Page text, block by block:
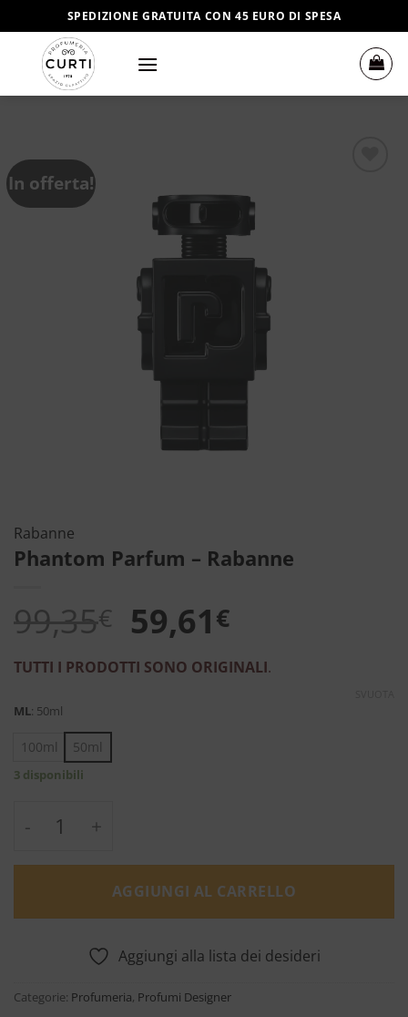
ai
contenuti
SPEDIZIONE GRATUITA CON 45 EURO DI SPESA
In offerta!
Rabanne
Phantom Parfum – Rabanne
99,35€ Il
prezzo
originale
59,61€Il
prezzo
attuale
TUTTI I PRODOTTI SONO ORIGINALI.
ML: 50ml
100ml 50ml
3 disponibili
Phantom Parfum - Rabanne quantità
AGGIUNGI AL CARRELLO
Aggiungi alla lista dei desideri
Categorie: Profumeria, Profumi Designer